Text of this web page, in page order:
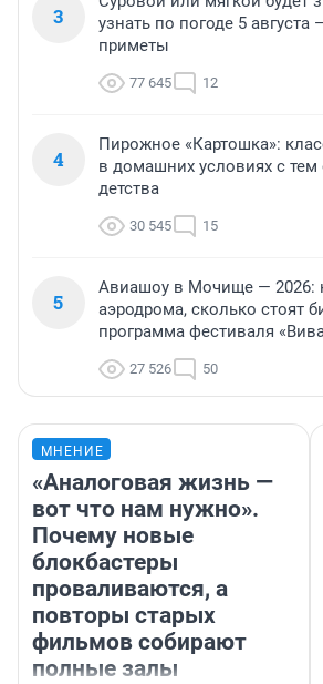
3
узнать по погоде 5
приметы
77 645 12
4
Пирожное «Картошка»:
в домашних условиях с
детства
30 545 15
5
Авиашоу в Мочище — 2026:
аэродрома, сколько стоят
программа фестиваля
27 526 50
МНЕНИЕ
«Аналоговая жизнь —
вот что нам нужно».
Почему новые
блокбастеры
проваливаются, а
повторы старых
фильмов собирают
полные залы